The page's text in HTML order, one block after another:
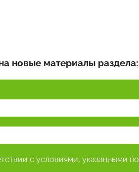
новые материалы раздела:
с условиями, указанными по